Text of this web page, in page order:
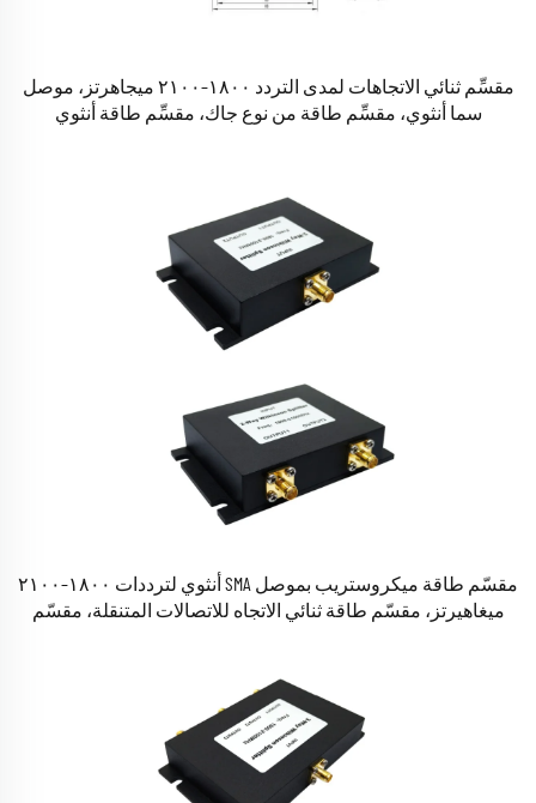
مقسِّم ثنائي الاتجاهات لمدى التردد ١٨٠٠–٢١٠٠ ميجاهرتز، موصل
سما أنثوي، مقسِّم طاقة من نوع جاك، مقسِّم طاقة أنثوي
مقسّم طاقة ميكروستريب بموصل SMA أنثوي لترددات ١٨٠٠–٢١٠٠
ميغاهيرتز، مقسّم طاقة ثنائي الاتجاه للاتصالات المتنقلة، مقسّم